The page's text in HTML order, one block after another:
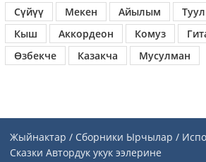
Сүйүү
Мекен Айылым
Кыш
Аккордеон Комуз
Өзбекче
Казакча Мусулман
Жыйнактар / Сборники Ырчылар /
Сказки Автордук укук ээлерине